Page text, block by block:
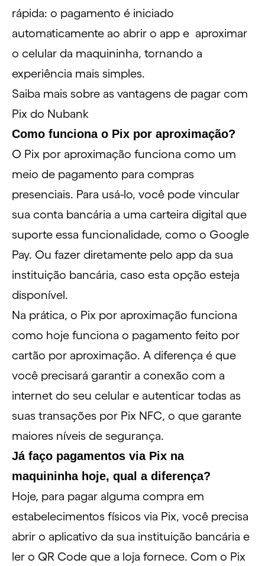
rápida: o pagamento é iniciado
automaticamente ao abrir o app e aproximar
o celular da maquininha, tornando a
experiência mais simples.
Saiba mais sobre as vantagens de pagar com
Pix do Nubank
Como funciona o Pix por aproximação?
O Pix por aproximação funciona como um
meio de pagamento para compras
presenciais. Para usá-lo, você pode vincular
sua conta bancária a uma carteira digital que
suporte essa funcionalidade, como o Google
Pay. Ou fazer diretamente pelo app da sua
instituição bancária, caso esta opção esteja
disponível.
Na prática, o Pix por aproximação funciona
como hoje funciona o pagamento feito por
cartão por aproximação. A diferença é que
você precisará garantir a conexão com a
internet do seu celular e autenticar todas as
suas transações por Pix NFC, o que garante
maiores níveis de segurança.
Já faço pagamentos via Pix na
maquininha hoje, qual a diferença?
Hoje, para pagar alguma compra em
estabelecimentos físicos via Pix, você precisa
abrir o aplicativo da sua instituição bancária e
ler o QR Code que a loja fornece. Com o Pix